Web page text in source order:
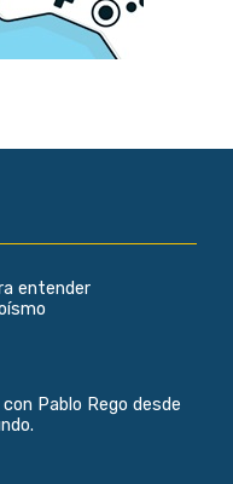
entender
Pablo Rego desde